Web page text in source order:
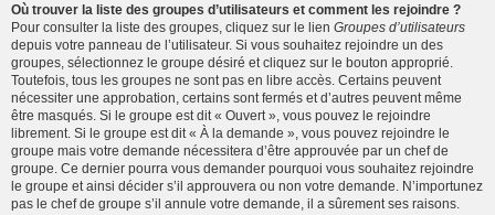
Où trouver la liste des groupes d’utilisateurs et comment les rejoindre ?
Pour consulter la liste des groupes, cliquez sur le lien Groupes d’utilisateurs
depuis votre panneau de l’utilisateur. Si vous souhaitez rejoindre un des
groupes, sélectionnez le groupe désiré et cliquez sur le bouton approprié.
Toutefois, tous les groupes ne sont pas en libre accès. Certains peuvent
nécessiter une approbation, certains sont fermés et d’autres peuvent même
être masqués. Si le groupe est dit « Ouvert », vous pouvez le rejoindre
librement. Si le groupe est dit « À la demande », vous pouvez rejoindre le
groupe mais votre demande nécessitera d’être approuvée par un chef de
groupe. Ce dernier pourra vous demander pourquoi vous souhaitez rejoindre
le groupe et ainsi décider s’il approuvera ou non votre demande. N’importunez
pas le chef de groupe s’il annule votre demande, il a sûrement ses raisons.